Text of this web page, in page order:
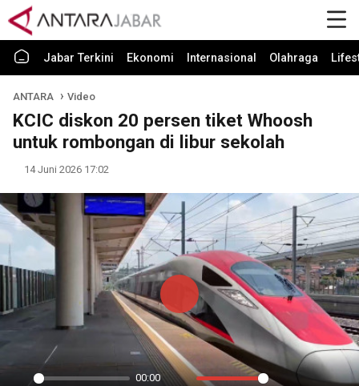
Jabar Terkini Ekonomi Internasional Olahraga
ANTARA Video
KCIC diskon 20 persen tiket Whoosh
untuk rombongan di libur sekolah
14 Juni 2026 17:02
00:00
Play